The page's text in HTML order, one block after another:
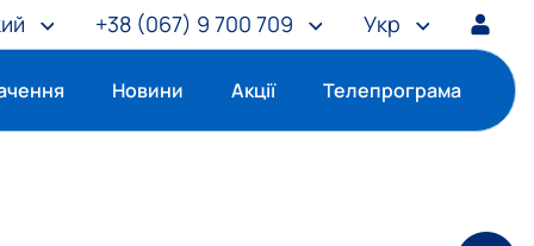
+38 (067) 9 700 709 Укр
Новини Акції Телепрограма